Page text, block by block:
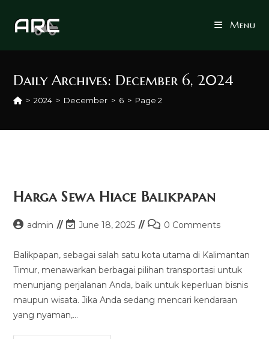
Menu
Daily Archives: December 6, 2024
> 2024 > December > 6 > Page 2
Harga Sewa Hiace Balikpapan
Postadmin
Post
modified:
June 18, 2025
Post0 Comments
Balikpapan, sebagai salah satu kota utama di Kalimantan
Timur, menawarkan berbagai pilihan transportasi untuk
menunjang perjalanan Anda, baik untuk keperluan bisnis
maupun wisata. Jika Anda sedang mencari kendaraan
yang nyaman,…